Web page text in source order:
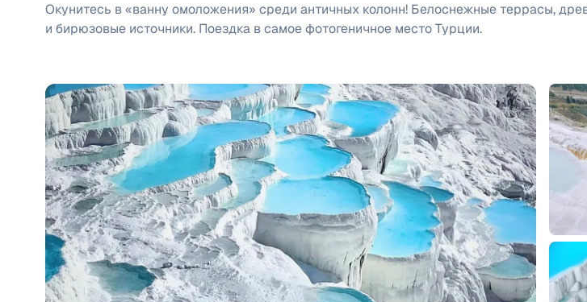
Окунитесь в «ванну омоложения» среди античных колонн! Белоснежные террасы,
и бирюзовые источники. Поездка в самое фотогеничное место Турции.